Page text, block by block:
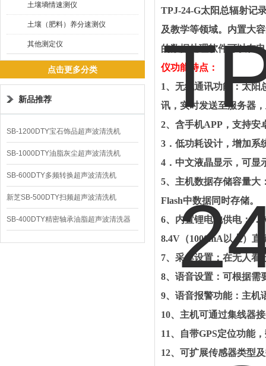
土壤墒情速测仪
土壤（肥料）养分速测仪
其他测定仪
点击更多分类
新品推荐
SB-1200DTY宝石饰品超声波清洗机
SB-1000DTY油脂灰尘超声波清洗机
SB-600DTY多频转换超声波清洗机
新芝SB-500DTY扫频超声波清洗机
SB-400DTY精密轴承油脂超声波清洗器
TPJ-24-G太阳总辐射记
及教学等领域。内置大
的数据处理软件可以在
仪功能特点：
1、无线通讯功能：太阳
讯，实时发送至服务器
2、含手机APP ，支持
3 ．低功耗设计，增加
4 ．中文液晶显示，可
5、主机数据存储容量大
Flash中数据同时存储。
6、内置锂电池供电：
8.4V （1000mA 以上）直
7、采集设置：在无人看
8、语音设置：可根据需
9、语音报警功能：主机
10、主机可通过集线器
11、自带GPS定位功能
12、可扩展传感器类型